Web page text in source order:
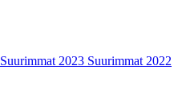
Suurimmat 2023 Suurimmat 2022